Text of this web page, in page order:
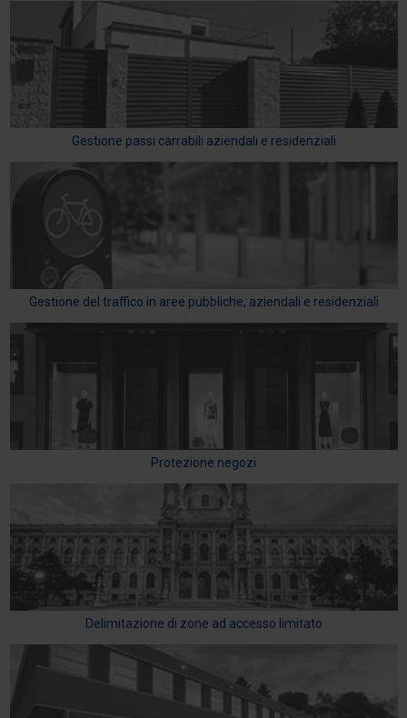
Gestione passi carrabili aziendali e residenziali
Gestione del traffico in aree pubbliche, aziendali e residenziali
Protezione negozi
Delimitazione di zone ad accesso limitato